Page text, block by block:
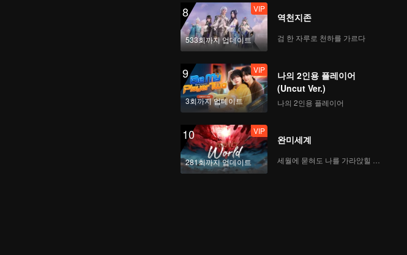
8
533회까지 업데이트
VIP
역천지존
검 한 자루로 천하를 가르다
9
3회까지 업데이트
VIP
나의 2인용 플레이어
(Uncut Ver.)
나의 2인용 플레이어
10
281회까지 업데이트
VIP
완미세계